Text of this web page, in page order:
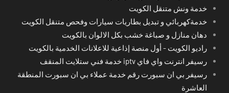
خدمة ونش متنقل الكويت
خدمةكهربائي و تبديل بطاريات سيارات وفحص متنقل الكويت
دهان منازل و صباغة خشب بكل الالوان بالكويت
راديو الكويت - أول منصة إذاعية للاعلانات الخدمية بالكويت
رسيفر انترنت واي فاي iptv خدمة فني ستلايت المنقف
رسيفر بي ان سبورت رقم خدمة عملاء بي ان سبورت المنطقة
العاشرة